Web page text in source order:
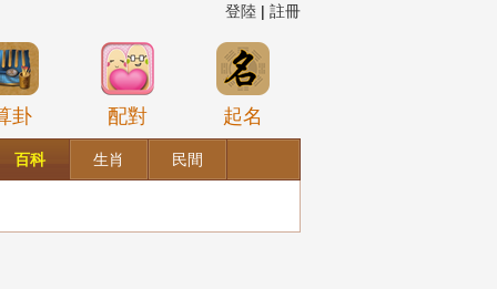
登陸 | 註冊
卦 配對 起名
百科 生肖 民間